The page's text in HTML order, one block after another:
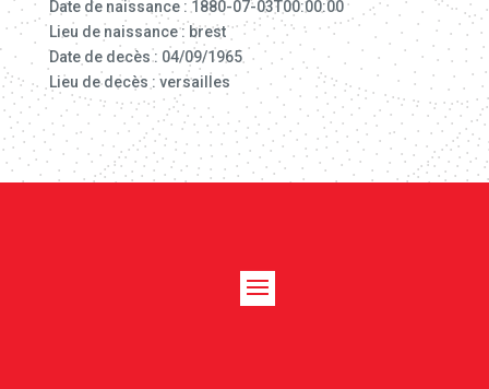
Date de naissance : 1880-07-03T00:00:00
Lieu de naissance : brest
Date de decès : 04/09/1965
Lieu de decès : versailles